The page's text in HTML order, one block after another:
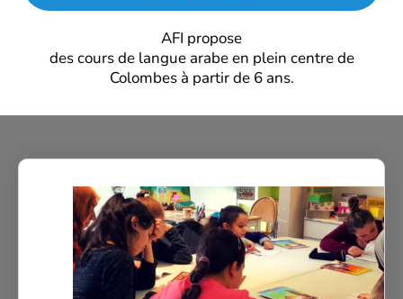
AFI propose
des cours de langue arabeen plein centre de
Colombes à partir de 6 ans.